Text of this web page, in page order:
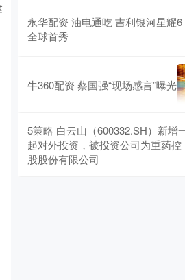
永华配资 油电通吃 吉利银河星耀6
全球首秀
牛360配资 蔡国强“现场感言”曝光
5策略 白云山（600332.SH）新增
起对外投资，被投资公司为重药控
股股份有限公司